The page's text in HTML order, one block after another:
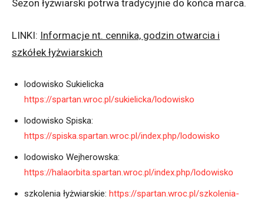
Sezon łyżwiarski potrwa tradycyjnie do końca marca.
LINKI: Informacje nt. cennika, godzin otwarcia i
szkółek łyżwiarskich
lodowisko Sukielicka
https://spartan.wroc.pl/sukielicka/lodowisko
lodowisko Spiska:
https://spiska.spartan.wroc.pl/index.php/lodowisko
lodowisko Wejherowska:
https://halaorbita.spartan.wroc.pl/index.php/lodowisko
szkolenia łyżwiarskie: https://spartan.wroc.pl/szkolenia-